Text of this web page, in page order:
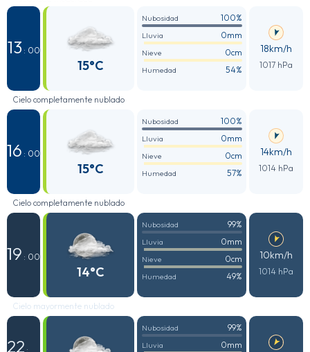
13 : 00
15°C
Nubosidad 100%
Lluvia 0mm
Nieve 0cm
Humedad 54%
18km/h
1017 hPa
Cielo completamente nublado
16 : 00
15°C
Nubosidad 100%
Lluvia 0mm
Nieve 0cm
Humedad 57%
14km/h
1014 hPa
Cielo completamente nublado
19 : 00
14°C
Nubosidad 99%
Lluvia 0mm
Nieve 0cm
Humedad 49%
10km/h
1014 hPa
Cielo mayormente nublado
22 :
Nubosidad 99%
Lluvia 0mm